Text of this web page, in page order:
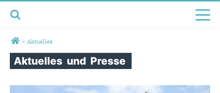
Sie sind hier
» Aktuelles
Aktuelles und Presse